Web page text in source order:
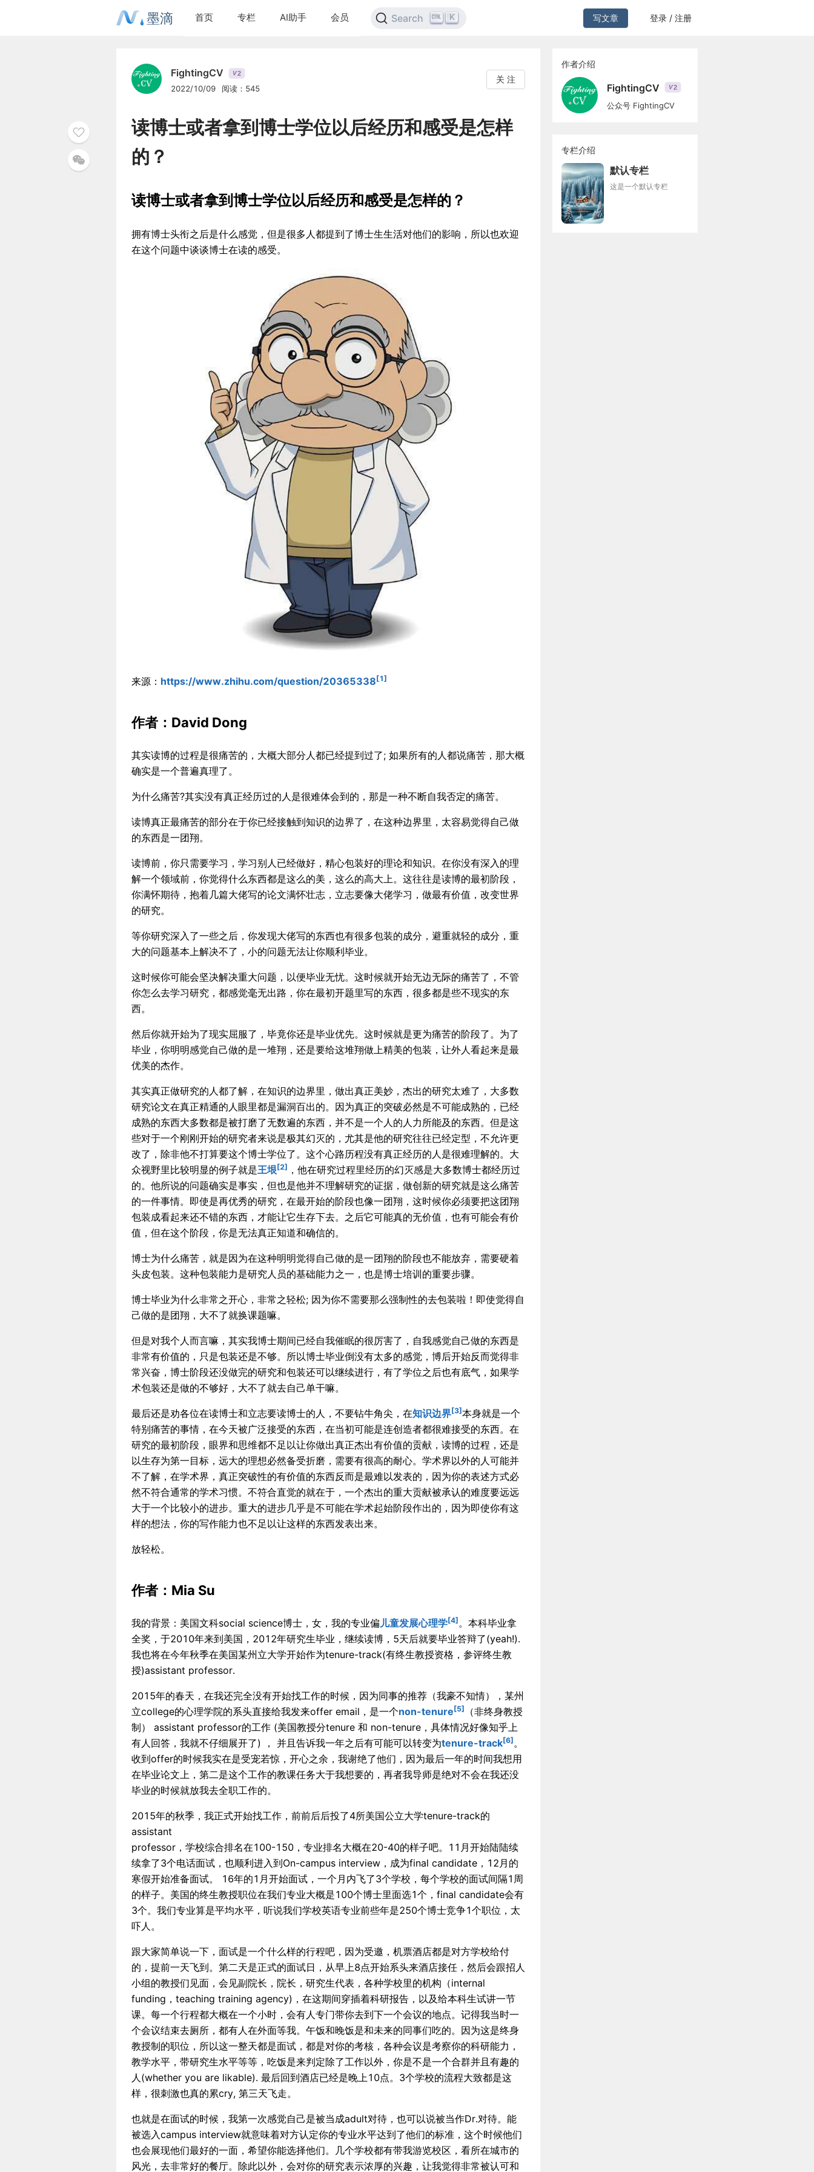
墨滴 首页 专栏 AI助手 会员 Search K 写文章 登录 / 注册
FightingCV V2
2022/10/09 阅读：545
关 注
读博士或者拿到博士学位以后经历和感受是怎样
的？
读博士或者拿到博士学位以后经历和感受是怎样的？
拥有博士头衔之后是什么感觉，但是很多人都提到了博士生生活对他们的影响，所以也欢迎
在这个问题中谈谈博士在读的感受。
来源： https://www.zhihu.com/question/20365338[1]
作者：David Dong
其实读博的过程是很痛苦的，大概大部分人都已经提到过了; 如果所有的人都说痛苦，那大概
确实是一个普遍真理了。
为什么痛苦?其实没有真正经历过的人是很难体会到的，那是一种不断自我否定的痛苦。
读博真正最痛苦的部分在于你已经接触到知识的边界了，在这种边界里，太容易觉得自己做
的东西是一团翔。
读博前，你只需要学习，学习别人已经做好，精心包装好的理论和知识。在你没有深入的理
解一个领域前，你觉得什么东西都是这么的美，这么的高大上。这往往是读博的最初阶段，
你满怀期待，抱着几篇大佬写的论文满怀壮志，立志要像大佬学习，做最有价值，改变世界
的研究。
等你研究深入了一些之后，你发现大佬写的东西也有很多包装的成分，避重就轻的成分，重
大的问题基本上解决不了，小的问题无法让你顺利毕业。
这时候你可能会坚决解决重大问题，以便毕业无忧。这时候就开始无边无际的痛苦了，不管
你怎么去学习研究，都感觉毫无出路，你在最初开题里写的东西，很多都是些不现实的东
西。
然后你就开始为了现实屈服了，毕竟你还是毕业优先。这时候就是更为痛苦的阶段了。为了
毕业，你明明感觉自己做的是一堆翔，还是要给这堆翔做上精美的包装，让外人看起来是最
优美的杰作。
其实真正做研究的人都了解，在知识的边界里，做出真正美妙，杰出的研究太难了，大多数
研究论文在真正精通的人眼里都是漏洞百出的。因为真正的突破必然是不可能成熟的，已经
成熟的东西大多数都是被打磨了无数遍的东西，并不是一个人的人力所能及的东西。但是这
些对于一个刚刚开始的研究者来说是极其幻灭的，尤其是他的研究往往已经定型，不允许更
改了，除非他不打算要这个博士学位了。这个心路历程没有真正经历的人是很难理解的。大
众视野里比较明显的例子就是王垠[2] ，他在研究过程里经历的幻灭感是大多数博士都经历过
的。他所说的问题确实是事实，但也是他并不理解研究的证据，做创新的研究就是这么痛苦
的一件事情。即使是再优秀的研究，在最开始的阶段也像一团翔，这时候你必须要把这团翔
包装成看起来还不错的东西，才能让它生存下去。之后它可能真的无价值，也有可能会有价
值，但在这个阶段，你是无法真正知道和确信的。
博士为什么痛苦，就是因为在这种明明觉得自己做的是一团翔的阶段也不能放弃，需要硬着
头皮包装。这种包装能力是研究人员的基础能力之一，也是博士培训的重要步骤。
博士毕业为什么非常之开心，非常之轻松; 因为你不需要那么强制性的去包装啦！即使觉得自
己做的是团翔，大不了就换课题嘛。
但是对我个人而言嘛，其实我博士期间已经自我催眠的很厉害了，自我感觉自己做的东西是
非常有价值的，只是包装还是不够。所以博士毕业倒没有太多的感觉，博后开始反而觉得非
常兴奋，博士阶段还没做完的研究和包装还可以继续进行，有了学位之后也有底气，如果学
术包装还是做的不够好，大不了就去自己单干嘛。
最后还是劝各位在读博士和立志要读博士的人，不要钻牛角尖，在知识边界[3]本身就是一个
特别痛苦的事情，在今天被广泛接受的东西，在当初可能是连创造者都很难接受的东西。在
研究的最初阶段，眼界和思维都不足以让你做出真正杰出有价值的贡献，读博的过程，还是
以生存为第一目标，远大的理想必然备受折磨，需要有很高的耐心。学术界以外的人可能并
不了解，在学术界，真正突破性的有价值的东西反而是最难以发表的，因为你的表述方式必
然不符合通常的学术习惯。不符合直觉的就在于，一个杰出的重大贡献被承认的难度要远远
大于一个比较小的进步。重大的进步几乎是不可能在学术起始阶段作出的，因为即使你有这
样的想法，你的写作能力也不足以让这样的东西发表出来。
放轻松。
作者：Mia Su
我的背景：美国文科social science博士，女，我的专业偏儿童发展心理学[4]。本科毕业拿
全奖，于2010年来到美国，2012年研究生毕业，继续读博，5天后就要毕业答辩了(yeah!).
我也将在今年秋季在美国某州立大学开始作为tenure-track(有终生教授资格，参评终生教
授)assistant professor.
2015年的春天，在我还完全没有开始找工作的时候，因为同事的推荐（我豪不知情），某州
立college的心理学院的系头直接给我发来offer email，是一个non-tenure[5]
（非终身教授
制） assistant professor的工作 (美国教授分tenure 和 non-tenure，具体情况好像知乎上
有人回答，我就不仔细展开了) ， 并且告诉我一年之后有可能可以转变为tenure-track[6]。
收到offer的时候我实在是受宠若惊，开心之余，我谢绝了他们，因为最后一年的时间我想用
在毕业论文上，第二是这个工作的教课任务大于我想要的，再者我导师是绝对不会在我还没
毕业的时候就放我去全职工作的。
2015年的秋季，我正式开始找工作，前前后后投了4所美国公立大学tenure-track的
assistant
professor，学校综合排名在100-150，专业排名大概在20-40的样子吧。11月开始陆陆续
续拿了3个电话面试，也顺利进入到On-campus interview，成为final candidate，12月的
寒假开始准备面试。 16年的1月开始面试，一个月内飞了3个学校，每个学校的面试间隔1周
的样子。美国的终生教授职位在我们专业大概是100个博士里面选1个，final candidate会有
3个。我们专业算是平均水平，听说我们学校英语专业前些年是250个博士竞争1个职位，太
吓人。
跟大家简单说一下，面试是一个什么样的行程吧，因为受邀，机票酒店都是对方学校给付
的，提前一天飞到。第二天是正式的面试日，从早上8点开始系头来酒店接任，然后会跟招人
小组的教授们见面，会见副院长，院长，研究生代表，各种学校里的机构（internal
funding，teaching training agency)，在这期间穿插着科研报告，以及给本科生试讲一节
课。每一个行程都大概在一个小时，会有人专门带你去到下一个会议的地点。记得我当时一
个会议结束去厕所，都有人在外面等我。午饭和晚饭是和未来的同事们吃的。因为这是终身
教授制的职位，所以这一整天都是面试，都是对你的考核，各种会议是考察你的科研能力，
教学水平，带研究生水平等等，吃饭是来判定除了工作以外，你是不是一个合群并且有趣的
人(whether you are likable). 最后回到酒店已经是晚上10点。3个学校的流程大致都是这
样，很刺激也真的累cry, 第三天飞走。
也就是在面试的时候，我第一次感觉自己是被当成adult对待，也可以说被当作Dr.对待。能
被选入campus interview就意味着对方认定你的专业水平达到了他们的标准，这个时候他们
也会展现他们最好的一面，希望你能选择他们。几个学校都有带我游览校区，看所在城市的
风光，去非常好的餐厅。除此以外，会对你的研究表示浓厚的兴趣，让我觉得非常被认可和
作者介绍
FightingCV V2
公众号 FightingCV
专栏介绍
默认专栏
这是一个默认专栏